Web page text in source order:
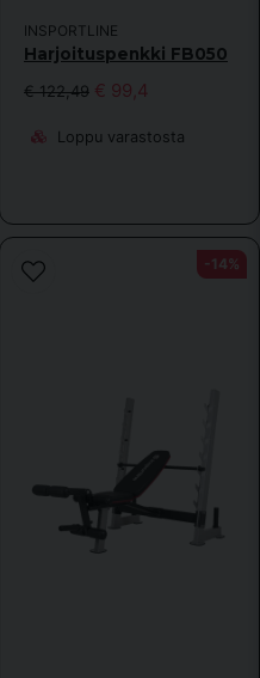
INSPORTLINE
Harjoituspenkki FB050
€ 122,49 € 99,4
Loppu varastosta
-14%